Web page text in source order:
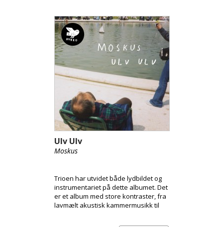
Ulv Ulv
Moskus
Trioen har utvidet både lydbildet og
instrumentariet på dette albumet. Det
er et album med store kontraster, fra
lavmælt akustisk kammermusikk til